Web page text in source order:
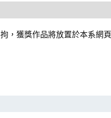
，獲獎作品將放置於本系網頁